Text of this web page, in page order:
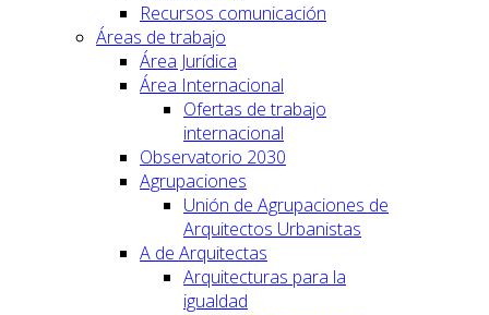
Recursos comunicación
Áreas de trabajo
Área Jurídica
Área Internacional
Ofertas de trabajo
internacional
Observatorio 2030
Agrupaciones
Unión de Agrupaciones de
Arquitectos Urbanistas
A de Arquitectas
Arquitecturas para la
igualdad